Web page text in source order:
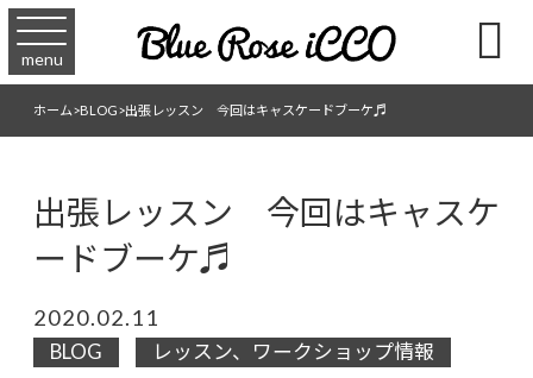
menu 
ホーム>BLOG>出張レッスン 今回はキャスケードブーケ♬
出張レッスン 今回はキャスケ
ードブーケ♬
2020.02.11
BLOG レッスン、ワークショップ情報